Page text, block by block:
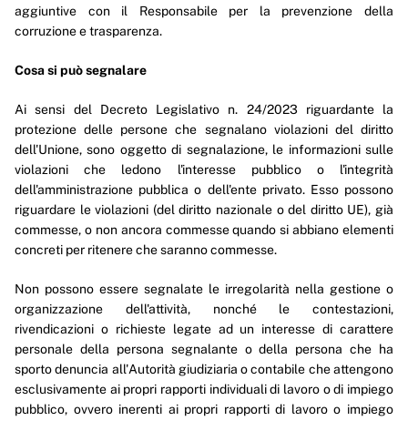
Altri contenuti
Attuazione misure PNRR
Amministrazione trasparente
aggiuntive con il Responsabile per la prevenzione della
corruzione e trasparenza.
Cosa si può segnalare
Ai sensi del Decreto Legislativo n. 24/2023 riguardante la
protezione delle persone che segnalano violazioni del diritto
dell'Unione, sono oggetto di segnalazione, le informazioni sulle
violazioni che ledono l'interesse pubblico o l'integrità
dell'amministrazione pubblica o dell'ente privato. Esso possono
riguardare le violazioni (del diritto nazionale o del diritto UE), già
commesse, o non ancora commesse quando si abbiano elementi
concreti per ritenere che saranno commesse.
Non possono essere segnalate le irregolarità nella gestione o
organizzazione dell'attività, nonché le contestazioni,
rivendicazioni o richieste legate ad un interesse di carattere
personale della persona segnalante o della persona che ha
sporto denuncia all'Autorità giudiziaria o contabile che attengono
esclusivamente ai propri rapporti individuali di lavoro o di impiego
pubblico, ovvero inerenti ai propri rapporti di lavoro o impiego